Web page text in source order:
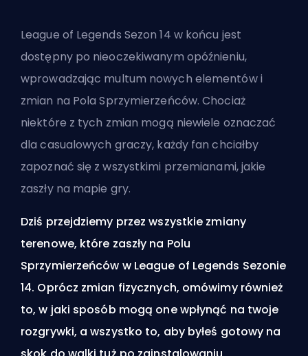
League of Legends Sezon 14 w końcu jest
dostępny po nieoczekiwanym opóźnieniu,
wprowadzając multum nowych elementów i
zmian na Pola Sprzymierzeńców. Chociaż
niektóre z tych zmian mogą niewiele oznaczać
dla casualowych graczy, każdy fan chciałby
zapoznać się z wszystkimi przemianami, jakie
zaszły na mapie gry.
Dziś przejdziemy przez wszystkie zmiany
terenowe, które zaszły na Polu
Sprzymierzeńców w League of Legends Sezonie
14. Oprócz zmian fizycznych, omówimy również
to, w jaki sposób mogą one wpłynąć na twoje
rozgrywki, a wszystko to, aby byłeś gotowy na